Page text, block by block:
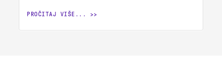
PROČITAJ VIŠE...